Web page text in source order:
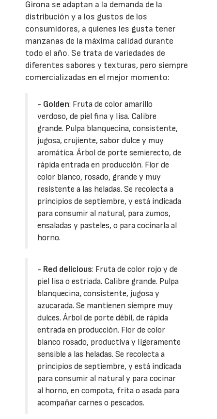
Girona se adaptan a la demanda de la
distribución y a los gustos de los
consumidores, a quienes les gusta tener
manzanas de la máxima calidad durante
todo el año. Se trata de variedades de
diferentes sabores y texturas, pero siempre
comercializadas en el mejor momento:
- Golden: Fruta de color amarillo
verdoso, de piel fina y lisa. Calibre
grande. Pulpa blanquecina, consistente,
jugosa, crujiente, sabor dulce y muy
aromática. Árbol de porte semierecto, de
rápida entrada en producción. Flor de
color blanco, rosado, grande y muy
resistente a las heladas. Se recolecta a
principios de septiembre, y está indicada
para consumir al natural, para zumos,
ensaladas y pasteles, o para cocinarla al
horno.
- Red delicious: Fruta de color rojo y de
piel lisa o estriada. Calibre grande. Pulpa
blanquecina, consistente, jugosa y
azucarada. Se mantienen siempre muy
dulces. Árbol de porte débil, de rápida
entrada en producción. Flor de color
blanco rosado, productiva y ligeramente
sensible a las heladas. Se recolecta a
principios de septiembre, y está indicada
para consumir al natural y para cocinar
al horno, en compota, frita o asada para
acompañar carnes o pescados.